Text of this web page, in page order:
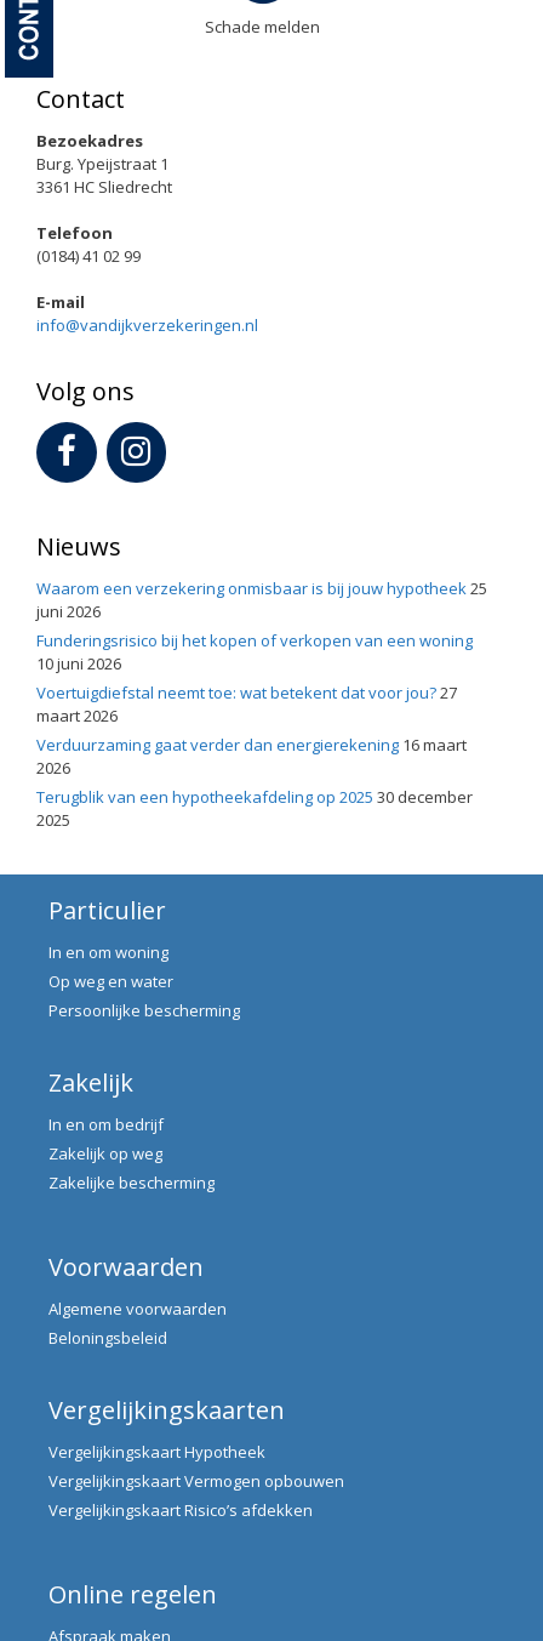
Schade melden
Contact
Bezoekadres
Burg. Ypeijstraat 1
3361 HC Sliedrecht
Telefoon
(0184) 41 02 99
E-mail
info@vandijkverzekeringen.nl
Volg ons
Nieuws
Waarom een verzekering onmisbaar is bij jouw hypotheek25
juni 2026
Funderingsrisico bij het kopen of verkopen van een woning
10 juni 2026
Voertuigdiefstal neemt toe: wat betekent dat voor jou?27
maart 2026
Verduurzaming gaat verder dan energierekening 16 maart
2026
Terugblik van een hypotheekafdeling op 2025 30 december
2025
Particulier
In en om woning
Op weg en water
Persoonlijke bescherming
Zakelijk
In en om bedrijf
Zakelijk op weg
Zakelijke bescherming
Voorwaarden
Algemene voorwaarden
Beloningsbeleid
Vergelijkingskaarten
Vergelijkingskaart Hypotheek
Vergelijkingskaart Vermogen opbouwen
Vergelijkingskaart Risico’s afdekken
Online regelen